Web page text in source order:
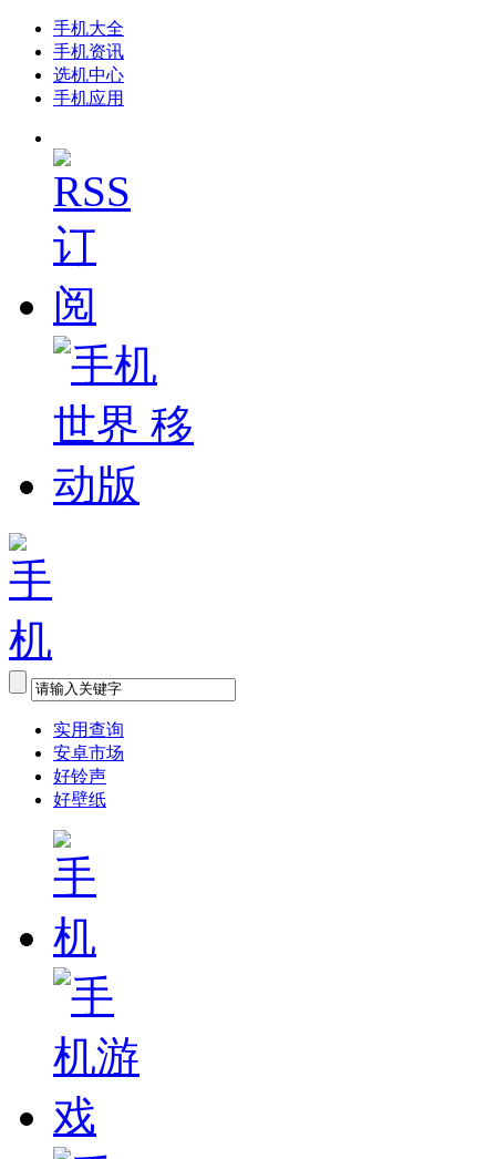
手机大全
手机资讯
选机中心
手机应用
实用查询
安卓市场
好铃声
好壁纸